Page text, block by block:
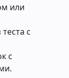
или
с
с